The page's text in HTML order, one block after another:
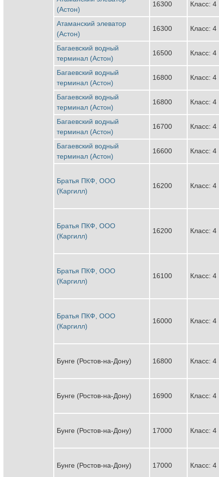
(Астон)
16300 Класс: 4
Атаманский элеватор
(Астон)
16300 Класс: 4
Багаевский водный
терминал (Астон)
16500 Класс: 4
Багаевский водный
терминал (Астон)
16800 Класс: 4
Багаевский водный
терминал (Астон)
16800 Класс: 4
Багаевский водный
терминал (Астон)
16700 Класс: 4
Багаевский водный
терминал (Астон)
16600 Класс: 4
Братья ПКФ, ООО
(Каргилл)
16200 Класс: 4
Братья ПКФ, ООО
(Каргилл)
16200 Класс: 4
Братья ПКФ, ООО
(Каргилл)
16100 Класс: 4
Братья ПКФ, ООО
(Каргилл)
16000 Класс: 4
Бунге (Ростов-на-Дону) 16800 Класс: 4
Бунге (Ростов-на-Дону) 16900 Класс: 4
Бунге (Ростов-на-Дону) 17000 Класс: 4
Бунге (Ростов-на-Дону) 17000 Класс: 4